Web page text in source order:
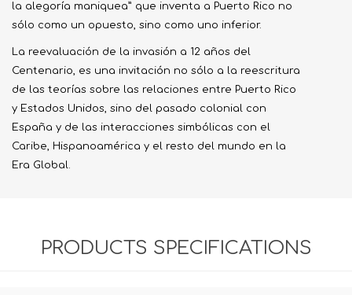
la alegoría maniquea” que inventa a Puerto Rico no
sólo como un opuesto, sino como uno inferior.
La reevaluación de la invasión a 12 años del
Centenario, es una invitación no sólo a la reescritura
de las teorías sobre las relaciones entre Puerto Rico
y Estados Unidos, sino del pasado colonial con
España y de las interacciones simbólicas con el
Caribe, Hispanoamérica y el resto del mundo en la
Era Global.
PRODUCTS SPECIFICATIONS